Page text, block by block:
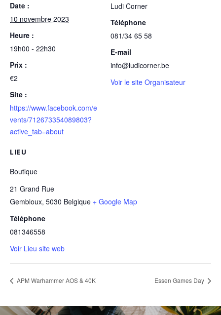
Date :
10 novembre 2023
Heure :
19h00 - 22h30
Prix :
€2
Site :
https://www.facebook.com/e
vents/712673354089803?
active_tab=about
LIEU
Boutique
21 Grand Rue
Gembloux, 5030 Belgique + Google Map
Téléphone
081346558
Voir Lieu site web
Ludi Corner
Téléphone
081/34 65 58
E-mail
info@ludicorner.be
Voir le site Organisateur
APM Warhammer AOS & 40K Essen Games Day